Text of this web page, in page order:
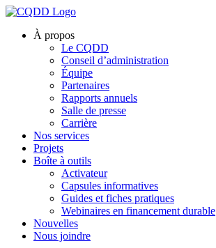
À propos
Le CQDD
Conseil d’administration
Équipe
Partenaires
Rapports annuels
Salle de presse
Carrière
Nos services
Projets
Boîte à outils
Activateur
Capsules informatives
Guides et fiches pratiques
Webinaires en financement durable
Nouvelles
Nous joindre